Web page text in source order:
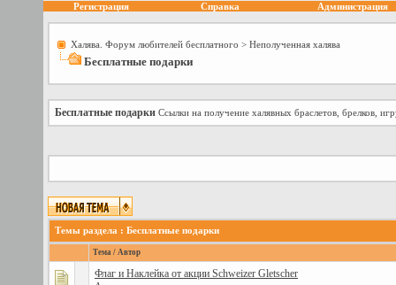
Регистрация Справка Администрация
Халява. Форум любителей бесплатного > Неполученная халява
Бесплатные подарки
Бесплатные подарки Ссылки на получение халявных браслетов, брелков,
Темы раздела : Бесплатные подарки
Тема / Автор
Флаг и Наклейка от акции Schweizer Gletscher